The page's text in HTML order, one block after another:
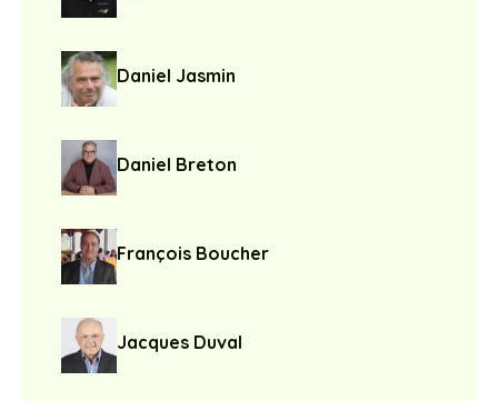
Daniel Jasmin
Daniel Breton
François Boucher
Jacques Duval